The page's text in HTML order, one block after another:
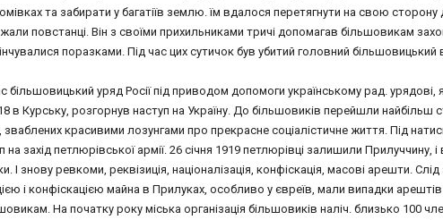
та забирати у багатіїв землю. їм вдалося перетягнути на свою
повстанці. Він з своїми прихильниками тричі допомагав більшовикам
поразками. Під час цих сутичок був убитий головний
більшовицький уряд Росії під приводом допомоги українському рад. урядові,
Курську, розгорнув наступ на Україну. До більшовиків перейшли найбільш
красивими лозунгами про прекрасне соціалістичне життя. Під
захід петлюрівської армії. 26 січня 1919 петлюрівці залишили Прилуччину, і
І знову ревкоми, реквізиція, націоналізація, конфіскація, масові арешти.
і конфіскацією майна в Прилуках, особливо у євреїв, мали випадки арештів
На початку року міська організація більшовиків наліч. близько 100